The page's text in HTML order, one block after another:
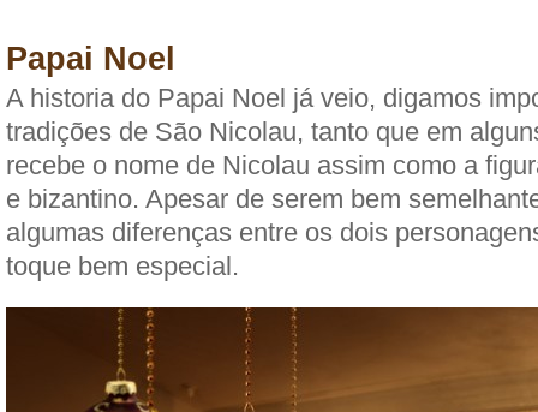
Papai Noel
A historia do Papai Noel já veio, digamos
tradições de São Nicolau, tanto que em
recebe o nome de Nicolau assim como a
e bizantino. Apesar de serem bem
algumas diferenças entre os dois
toque bem especial.